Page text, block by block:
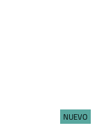
NUEVO